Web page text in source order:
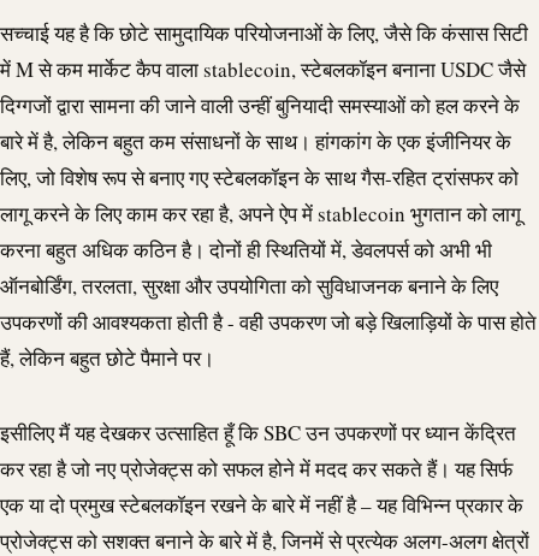
सच्चाई यह है कि छोटे सामुदायिक परियोजनाओं के लिए, जैसे कि कंसास सिटी
में M से कम मार्केट कैप वालाstablecoin, स्टेबलकॉइन बनानाUSDCजैसे
दिग्गजों द्वारा सामना की जाने वाली उन्हीं बुनियादी समस्याओं को हल करने के
बारे में है, लेकिन बहुत कम संसाधनों के साथ। हांगकांग के एक इंजीनियर के
लिए, जो विशेष रूप से बनाए गए स्टेबलकॉइन के साथ गैस-रहित ट्रांसफर को
लागू करने के लिए काम कर रहा है, अपने ऐप मेंstablecoin भुगतान को लागू
करना बहुत अधिक कठिन है। दोनों ही स्थितियों में, डेवलपर्स को अभी भी
ऑनबोर्डिंग, तरलता, सुरक्षा और उपयोगिता को सुविधाजनक बनाने के लिए
उपकरणों की आवश्यकता होती है - वही उपकरण जो बड़े खिलाड़ियों के पास होते
हैं, लेकिन बहुत छोटे पैमाने पर।
इसीलिए मैं यह देखकर उत्साहित हूँ कि SBC उन उपकरणों पर ध्यान केंद्रित
कर रहा है जो नए प्रोजेक्ट्स को सफल होने में मदद कर सकते हैं। यह सिर्फ
एक या दो प्रमुख स्टेबलकॉइन रखने के बारे में नहीं है – यह विभिन्न प्रकार के
प्रोजेक्ट्स को सशक्त बनाने के बारे में है, जिनमें से प्रत्येक अलग-अलग क्षेत्रों